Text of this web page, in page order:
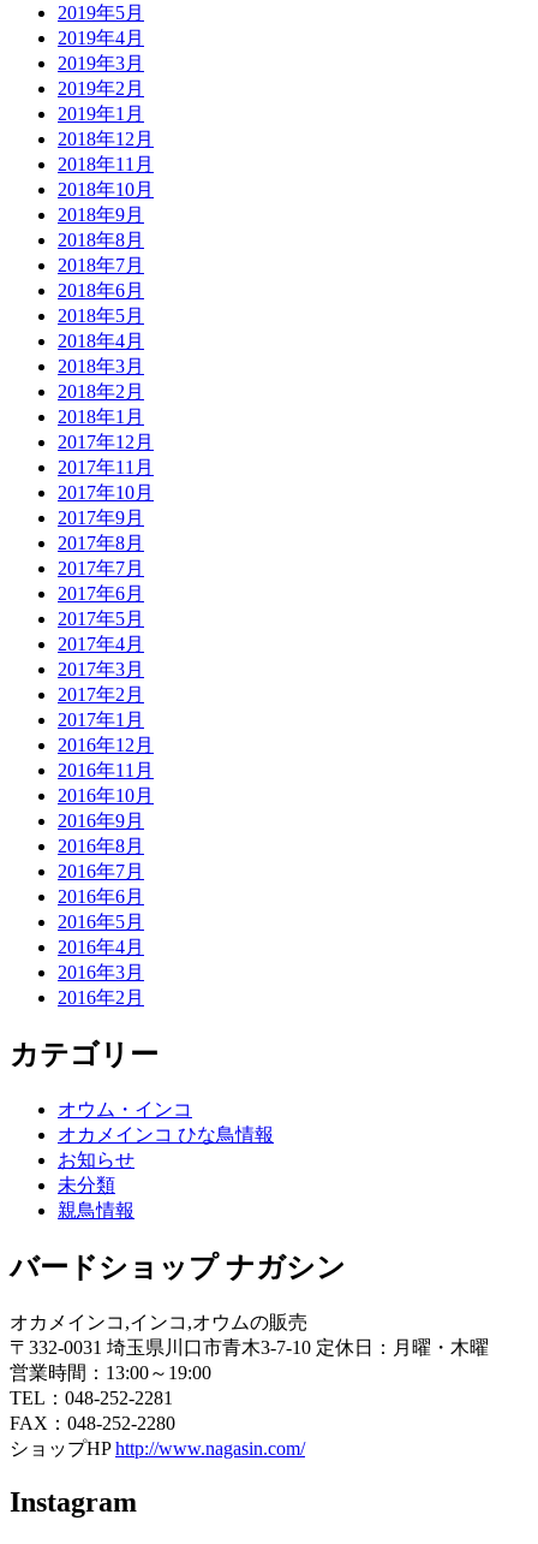
2019年5月
2019年4月
2019年3月
2019年2月
2019年1月
2018年12月
2018年11月
2018年10月
2018年9月
2018年8月
2018年7月
2018年6月
2018年5月
2018年4月
2018年3月
2018年2月
2018年1月
2017年12月
2017年11月
2017年10月
2017年9月
2017年8月
2017年7月
2017年6月
2017年5月
2017年4月
2017年3月
2017年2月
2017年1月
2016年12月
2016年11月
2016年10月
2016年9月
2016年8月
2016年7月
2016年6月
2016年5月
2016年4月
2016年3月
2016年2月
カテゴリー
オウム・インコ
オカメインコ ひな鳥情報
お知らせ
未分類
親鳥情報
バードショップ ナガシン
オカメインコ,インコ,オウムの販売
〒332-0031 埼玉県川口市青木3-7-10 定休日：月曜・木曜
営業時間：13:00～19:00
TEL：048-252-2281
FAX：048-252-2280
ショップHPhttp://www.nagasin.com/
Instagram